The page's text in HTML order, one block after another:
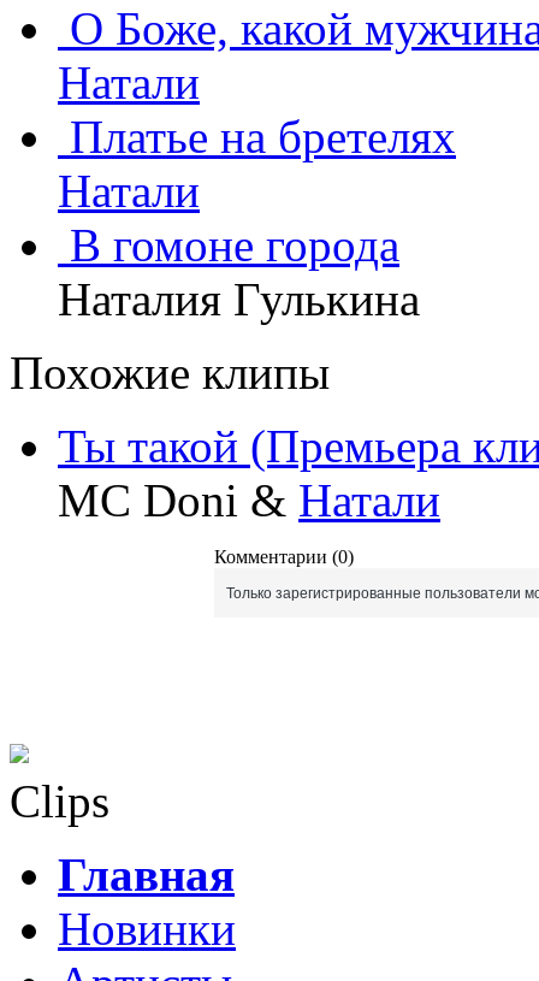
О Боже, какой
Натали
Платье на бретелях
Натали
В гомоне города
Наталия Гулькина
Похожие клипы
Ты такой (Премьера
MC Doni & Натали
Комментарии (0)
Только зарегистрированные пользователи
Clips
Главная
Новинки